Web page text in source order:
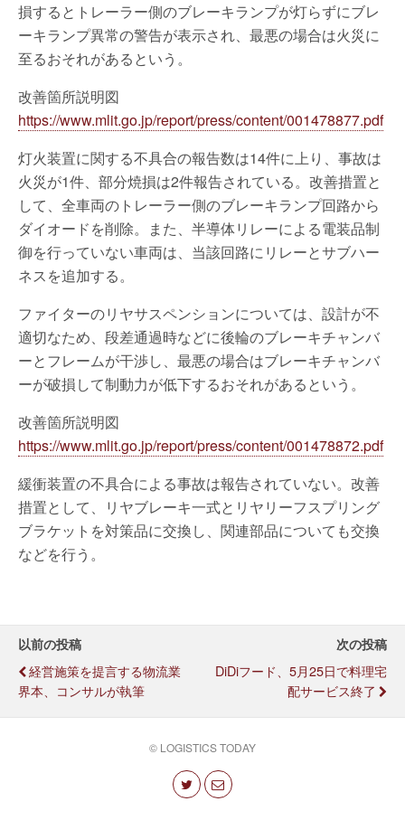
損するとトレーラー側のブレーキランプが灯らずにブレ
ーキランプ異常の警告が表示され、最悪の場合は火災に
至るおそれがあるという。
改善箇所説明図
https://www.mlit.go.jp/report/press/content/001478877.pdf
灯火装置に関する不具合の報告数は14件に上り、事故は
火災が1件、部分焼損は2件報告されている。改善措置と
して、全車両のトレーラー側のブレーキランプ回路から
ダイオードを削除。また、半導体リレーによる電装品制
御を行っていない車両は、当該回路にリレーとサブハー
ネスを追加する。
ファイターのリヤサスペンションについては、設計が不
適切なため、段差通過時などに後輪のブレーキチャンバ
ーとフレームが干渉し、最悪の場合はブレーキチャンバ
ーが破損して制動力が低下するおそれがあるという。
改善箇所説明図
https://www.mlit.go.jp/report/press/content/001478872.pdf
緩衝装置の不具合による事故は報告されていない。改善
措置として、リヤブレーキ一式とリヤリーフスプリング
ブラケットを対策品に交換し、関連部品についても交換
などを行う。
以前の投稿
経営施策を提言する物流業
界本、コンサルが執筆
次の投稿
DiDiフード、5月25日で料理宅
配サービス終了
© LOGISTICS TODAY